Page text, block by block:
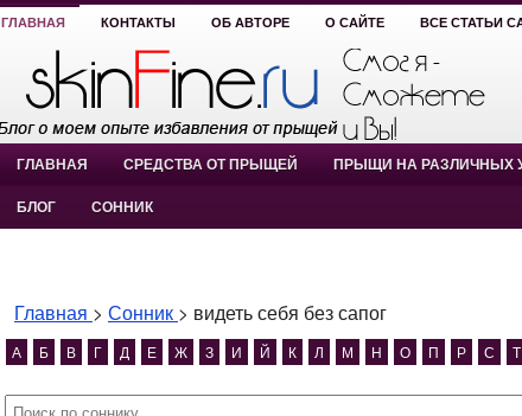
ГЛАВНАЯ КОНТАКТЫ ОБ АВТОРЕ О САЙТЕ ВСЕ СТАТЬИ
ГЛАВНАЯ СРЕДСТВА ОТ ПРЫЩЕЙ ПРЫЩИ НА РАЗЛИЧНЫХ
БЛОГ СОННИК
Главная > Сонник > видеть себя без сапог
А Б В Г Д Е Ж З И Й К Л М Н О П Р С Т